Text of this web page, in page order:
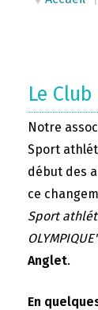
Le Club
Notre
Sport
début des
ce
Sport
OLYMPIQUE"
Anglet.
En